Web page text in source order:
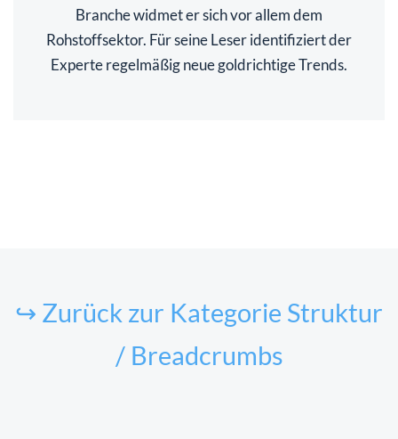
Branche widmet er sich vor allem dem
Rohstoffsektor. Für seine Leser identifiziert der
Experte regelmäßig neue goldrichtige Trends.
↪ Zurück zur Kategorie Struktur
/ Breadcrumbs